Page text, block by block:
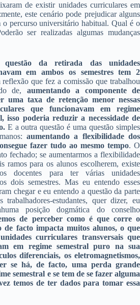
de existir unidades curriculares em
este cenário pode prejudicar alguns
o percurso universitário habitual. Qual é o
ser realizadas algumas mudanças
questão da retirada das unidades
em ambos os semestres tem 2
que fez a comissão que trabalhou
de, aumentando a componente de
uma taxa de retenção menor nessas
que funcionavam em regime
isso poderia reduzir a necessidade de
E a outra questão é uma questão simples
aumentando a flexibilidade dos
fazer tudo ao mesmo tempo. O
fechado; se aumentarmos a flexibilidade
ramos para os alunos escolherem, existe
docentes para ter várias unidades
dois semestres. Mas eu entendo esses
chegar e eu entendo a questão da parte
estudantes, quer dizer, eu
posição dogmática do conselho
de perceber como é que corre o
de facto impacta muitos alunos, o que
curriculares transversais que
em regime semestral puro na sua
diferenciais, os eletromagnetismos,
se há, de facto, uma perda grande
semestral e se tem de se fazer alguma
temos de ter dados para tomar essa